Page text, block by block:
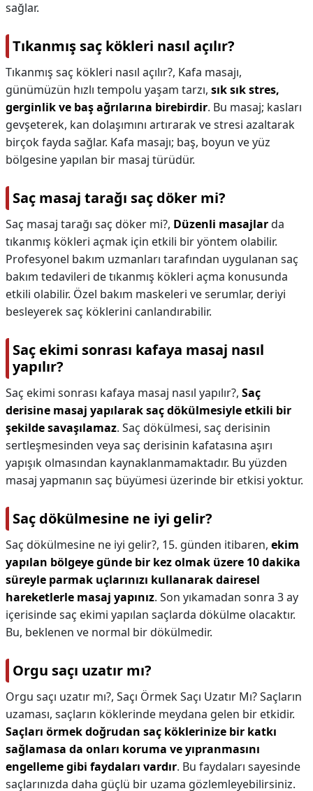
sağlar.
Tıkanmış saç kökleri nasıl açılır?
Tıkanmış saç kökleri nasıl açılır?, Kafa masajı,
günümüzün hızlı tempolu yaşam tarzı, sık sık stres,
gerginlik ve baş ağrılarına birebirdir. Bu masaj; kasları
gevşeterek, kan dolaşımını artırarak ve stresi azaltarak
birçok fayda sağlar. Kafa masajı; baş, boyun ve yüz
bölgesine yapılan bir masaj türüdür.
Saç masaj tarağı saç döker mi?
Saç masaj tarağı saç döker mi?, Düzenli masajlarda
tıkanmış kökleri açmak için etkili bir yöntem olabilir.
Profesyonel bakım uzmanları tarafından uygulanan saç
bakım tedavileri de tıkanmış kökleri açma konusunda
etkili olabilir. Özel bakım maskeleri ve serumlar, deriyi
besleyerek saç köklerini canlandırabilir.
Saç ekimi sonrası kafaya masaj nasıl
yapılır?
Saç ekimi sonrası kafaya masaj nasıl yapılır?, Saç
derisine masaj yapılarak saç dökülmesiyle etkili bir
şekilde savaşılamaz. Saç dökülmesi, saç derisinin
sertleşmesinden veya saç derisinin kafatasına aşırı
yapışık olmasından kaynaklanmamaktadır. Bu yüzden
masaj yapmanın saç büyümesi üzerinde bir etkisi yoktur.
Saç dökülmesine ne iyi gelir?
Saç dökülmesine ne iyi gelir?, 15. günden itibaren, ekim
yapılan bölgeye günde bir kez olmak üzere 10 dakika
süreyle parmak uçlarınızı kullanarak dairesel
hareketlerle masaj yapınız. Son yıkamadan sonra 3 ay
içerisinde saç ekimi yapılan saçlarda dökülme olacaktır.
Bu, beklenen ve normal bir dökülmedir.
Orgu saçı uzatır mı?
Orgu saçı uzatır mı?, Saçı Örmek Saçı Uzatır Mı? Saçların
uzaması, saçların köklerinde meydana gelen bir etkidir.
Saçları örmek doğrudan saç köklerinize bir katkı
sağlamasa da onları koruma ve yıpranmasını
engelleme gibi faydaları vardır. Bu faydaları sayesinde
saçlarınızda daha güçlü bir uzama gözlemleyebilirsiniz.